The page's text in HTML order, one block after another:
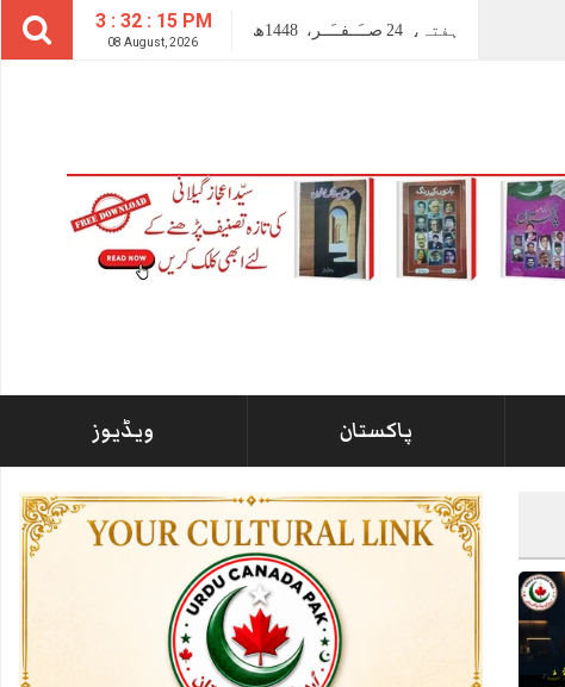
3 : 32 : 17 PM
08 August, 2026
ہفتہ، 24 صــَــفــَــر، 1448ھ
پاکستان ویڈیوز